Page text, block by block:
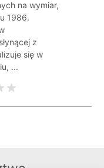
na wymiar,
1986.
z
się w
...